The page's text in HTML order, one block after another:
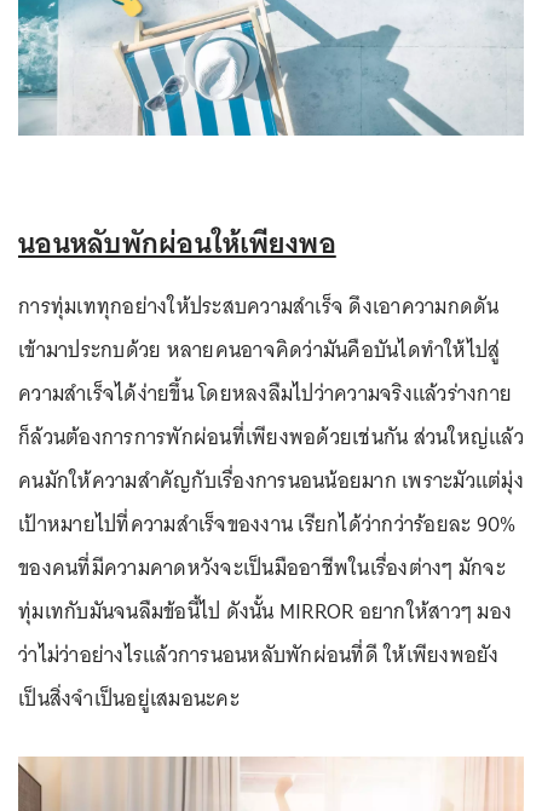
นอนหลับพักผ่อนให้เพียงพอ
การทุ่มเททุกอย่างให้ประสบความสำเร็จ ดึงเอาความกดดัน
เข้ามาประกบด้วย หลายคนอาจคิดว่ามันคือบันไดทำให้ไปสู่
ความสำเร็จได้ง่ายขึ้น โดยหลงลืมไปว่าความจริงแล้วร่างกาย
ก็ล้วนต้องการการพักผ่อนที่เพียงพอด้วยเช่นกัน ส่วนใหญ่แล้ว
คนมักให้ความสำคัญกับเรื่องการนอนน้อยมาก เพราะมัวแต่มุ่ง
เป้าหมายไปที่ความสำเร็จของงาน เรียกได้ว่ากว่าร้อยละ 90%
ของคนที่มีความคาดหวังจะเป็นมืออาชีพในเรื่องต่างๆ มักจะ
ทุ่มเทกับมันจนลืมข้อนี้ไป ดังนั้น MIRROR อยากให้สาวๆ มอง
ว่าไม่ว่าอย่างไรแล้วการนอนหลับพักผ่อนที่ดี ให้เพียงพอยัง
เป็นสิ่งจำเป็นอยู่เสมอนะคะ